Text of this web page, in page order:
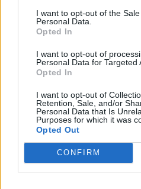
I want to opt-out of the
Personal Data.
Opted In
I want to opt-out of
Personal Data for Targeted
Opted In
I want to opt-out of
Retention, Sale, and/or
Personal Data that Is
Purposes for which it was
Opted Out
CONFIRM
Το “Ευρωβαρόμετρο”
αβεβαιότητα των
04.02.26
Το νέο "Ευρωβαρόμετρο"
την αντίφαση. Oι πολίτες που
ακρίβεια και
πιο δυνατή, πιο παρούσα Ευ